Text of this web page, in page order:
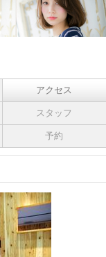
アクセス
スタッフ
予約